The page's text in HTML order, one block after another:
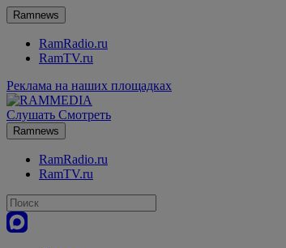
Ramnews
RamRadio.ru
RamTV.ru
Реклама на наших площадках
Слушать Смотреть
Ramnews
RamRadio.ru
RamTV.ru